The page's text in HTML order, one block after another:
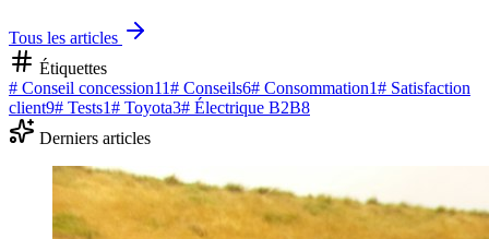
Tous les articles
Étiquettes
# Conseil concession11# Conseils6# Consommation1# Satisfaction
client9# Tests1# Toyota3# Électrique B2B8
Derniers articles